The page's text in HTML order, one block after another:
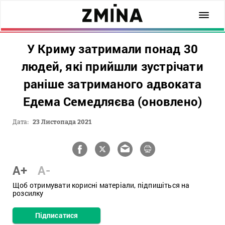
У Криму затримали понад 30
людей, які прийшли зустрічати
раніше затриманого адвоката
Едема Семедляєва (оновлено)
Дата: 23 Листопада 2021
A+ A-
Щоб отримувати корисні матеріали, підпишіться на
розсилку
Підписатися